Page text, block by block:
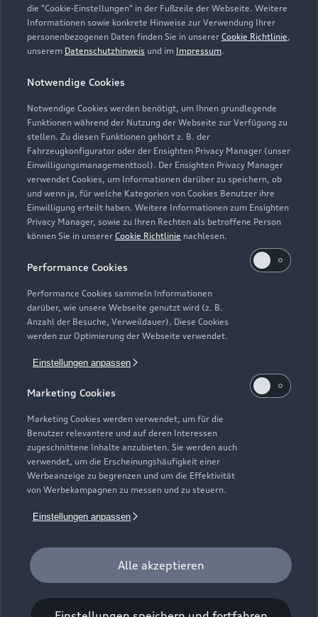
die "Cookie-Einstellungen" in der Fußzeile der Webseite. Weitere
Informationen sowie konkrete Hinweise zur Verwendung Ihrer
personenbezogenen Daten finden Sie in unserer Cookie Richtlinie,
unserem Datenschutzhinweis und im Impressum.
Notwendige Cookies
Notwendige Cookies werden benötigt, um Ihnen grundlegende
Funktionen während der Nutzung der Webseite zur Verfügung zu
stellen. Zu diesen Funktionen gehört z. B. der
Fahrzeugkonfigurator oder der Ensighten Privacy Manager (unser
Einwilligungsmanagementtool). Der Ensighten Privacy Manager
verwendet Cookies, um Informationen darüber zu speichern, ob
und wenn ja, für welche Kategorien von Cookies Benutzer ihre
Einwilligung erteilt haben. Weitere Informationen zum Ensighten
Privacy Manager, sowie zu Ihren Rechten als betroffene Person
können Sie in unserer Cookie Richtlinie nachlesen.
Performance Cookies
Performance Cookies sammeln Informationen
darüber, wie unsere Webseite genutzt wird (z. B.
Anzahl der Besuche, Verweildauer). Diese Cookies
werden zur Optimierung der Webseite verwendet.
Einstellungen anpassen
Marketing Cookies
Marketing Cookies werden verwendet, um für die
Benutzer relevantere und auf deren Interessen
zugeschnittene Inhalte anzubieten. Sie werden auch
verwendet, um die Erscheinungshäufigkeit einer
Werbeanzeige zu begrenzen und um die Effektivität
von Werbekampagnen zu messen und zu steuern.
Einstellungen anpassen
Alle akzeptieren
Zur Inspektion
Zurück nach oben
Modelle
Elektromodelle
Plug-in-Hybride
Neuwagensuche
Gebrauchtwagensuche
Geschäftskunden
Service & Zubehör
Saisonale Angebote
Audi Services
Garantie
Audi digital services
myAudi
Support
Audi Code
Häufige Fragen (FAQ)
Audi Online Beratung
Online-Terminvereinbarung
Servicekontakt
Bordbuch & Bedienungsanleitungen
Verträge kündigen
Über Audi
Unternehmen
Karriere
Investor Relations
Audi erleben
© 2026 AUDI AG. Alle Rechte vorbehalten
Impressum Rechtliches
Cookie-Richtlinie
Digital Services Act
EU Data Act